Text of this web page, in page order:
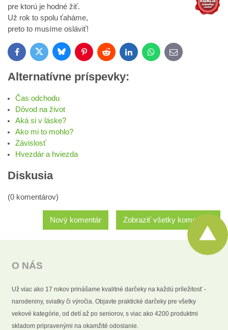
pre ktorú je hodné žiť.
Už rok to spolu ťaháme,
preto to musíme osláviť!
FacebookTwitter BlueskyPinterestReddit LinkedInWhatsApp
E-
mail
Alternatívne príspevky:
Čas odchodu
Dôvod na život
Aká si v láske?
Ako mi to mohlo?
Závislosť
Hvezdár a hviezda
Diskusia
(0 komentárov)
Zobraziť všetky komentáre
Nový komentár
O NÁS
Už viac ako 17 rokov prinášame kvalitné darčeky na každú príležitosť -
narodeniny, sviatky či výročia. Objavte praktické darčeky pre všetky
vekové kategórie, od detí až po seniorov, s viac ako 4200 produktmi
skladom pripravenými na okamžité odoslanie.